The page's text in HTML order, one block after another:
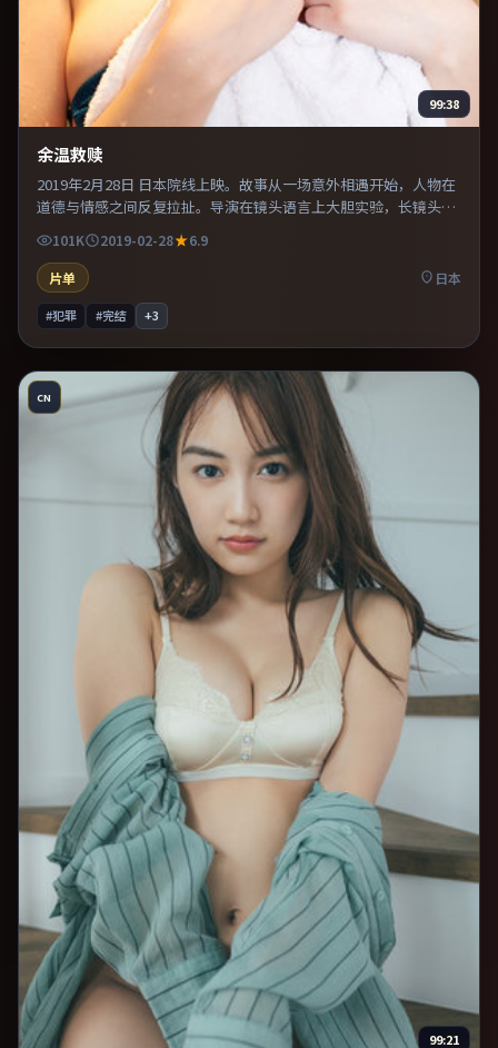
99:38
余温救赎
2019年2月28日 日本院线上映。故事从一场意外相遇开始，人物在
道德与情感之间反复拉扯。导演在镜头语言上大胆实验，长镜头与
足。
101K 2019-02-28
6.9
片单
日本
#犯罪 #完结 +3
CN
99:21